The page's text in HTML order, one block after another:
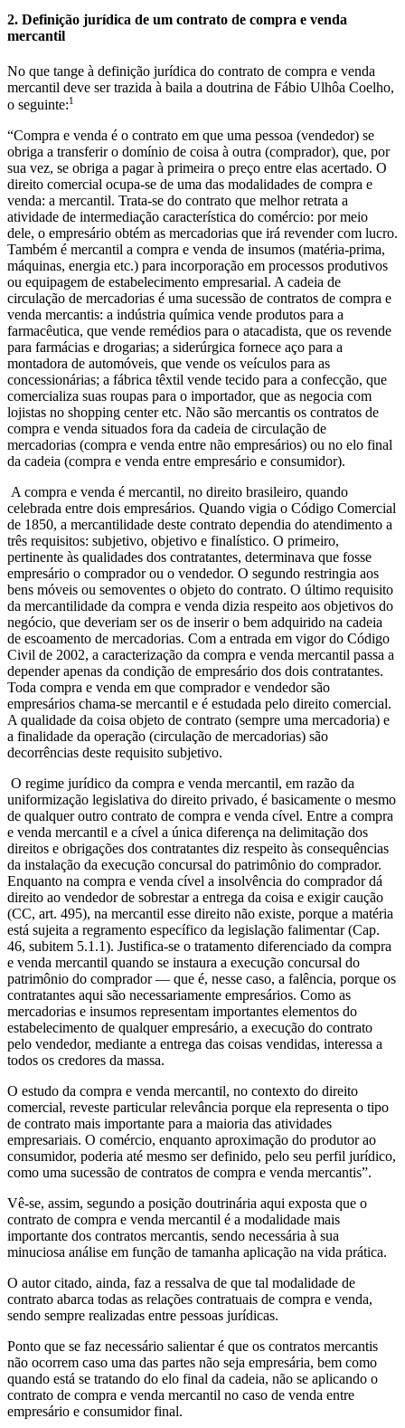
2. Definição jurídica de um contrato de compra e venda
mercantil
No que tange à definição jurídica do contrato de compra e venda
mercantil deve ser trazida à baila a doutrina de Fábio Ulhôa Coelho,
o seguinte:1
“Compra e venda é o contrato em que uma pessoa (vendedor) se
obriga a transferir o domínio de coisa à outra (comprador), que, por
sua vez, se obriga a pagar à primeira o preço entre elas acertado. O
direito comercial ocupa-se de uma das modalidades de compra e
venda: a mercantil. Trata-se do contrato que melhor retrata a
atividade de intermediação característica do comércio: por meio
dele, o empresário obtém as mercadorias que irá revender com lucro.
Também é mercantil a compra e venda de insumos (matéria-prima,
máquinas, energia etc.) para incorporação em processos produtivos
ou equipagem de estabelecimento empresarial. A cadeia de
circulação de mercadorias é uma sucessão de contratos de compra e
venda mercantis: a indústria química vende produtos para a
farmacêutica, que vende remédios para o atacadista, que os revende
para farmácias e drogarias; a siderúrgica fornece aço para a
montadora de automóveis, que vende os veículos para as
concessionárias; a fábrica têxtil vende tecido para a confecção, que
comercializa suas roupas para o importador, que as negocia com
lojistas no shopping center etc. Não são mercantis os contratos de
compra e venda situados fora da cadeia de circulação de
mercadorias (compra e venda entre não empresários) ou no elo final
da cadeia (compra e venda entre empresário e consumidor).
A compra e venda é mercantil, no direito brasileiro, quando
celebrada entre dois empresários. Quando vigia o Código Comercial
de 1850, a mercantilidade deste contrato dependia do atendimento a
três requisitos: subjetivo, objetivo e finalístico. O primeiro,
pertinente às qualidades dos contratantes, determinava que fosse
empresário o comprador ou o vendedor. O segundo restringia aos
bens móveis ou semoventes o objeto do contrato. O último requisito
da mercantilidade da compra e venda dizia respeito aos objetivos do
negócio, que deveriam ser os de inserir o bem adquirido na cadeia
de escoamento de mercadorias. Com a entrada em vigor do Código
Civil de 2002, a caracterização da compra e venda mercantil passa a
depender apenas da condição de empresário dos dois contratantes.
Toda compra e venda em que comprador e vendedor são
empresários chama-se mercantil e é estudada pelo direito comercial.
A qualidade da coisa objeto de contrato (sempre uma mercadoria) e
a finalidade da operação (circulação de mercadorias) são
decorrências deste requisito subjetivo.
O regime jurídico da compra e venda mercantil, em razão da
uniformização legislativa do direito privado, é basicamente o mesmo
de qualquer outro contrato de compra e venda cível. Entre a compra
e venda mercantil e a cível a única diferença na delimitação dos
direitos e obrigações dos contratantes diz respeito às consequências
da instalação da execução concursal do patrimônio do comprador.
Enquanto na compra e venda cível a insolvência do comprador dá
direito ao vendedor de sobrestar a entrega da coisa e exigir caução
(CC, art. 495), na mercantil esse direito não existe, porque a matéria
está sujeita a regramento específico da legislação falimentar (Cap.
46, subitem 5.1.1). Justifica-se o tratamento diferenciado da compra
e venda mercantil quando se instaura a execução concursal do
patrimônio do comprador — que é, nesse caso, a falência, porque os
contratantes aqui são necessariamente empresários. Como as
mercadorias e insumos representam importantes elementos do
estabelecimento de qualquer empresário, a execução do contrato
pelo vendedor, mediante a entrega das coisas vendidas, interessa a
todos os credores da massa.
O estudo da compra e venda mercantil, no contexto do direito
comercial, reveste particular relevância porque ela representa o tipo
de contrato mais importante para a maioria das atividades
empresariais. O comércio, enquanto aproximação do produtor ao
consumidor, poderia até mesmo ser definido, pelo seu perfil jurídico,
como uma sucessão de contratos de compra e venda mercantis”.
Vê-se, assim, segundo a posição doutrinária aqui exposta que o
contrato de compra e venda mercantil é a modalidade mais
importante dos contratos mercantis, sendo necessária à sua
minuciosa análise em função de tamanha aplicação na vida prática.
O autor citado, ainda, faz a ressalva de que tal modalidade de
contrato abarca todas as relações contratuais de compra e venda,
sendo sempre realizadas entre pessoas jurídicas.
Ponto que se faz necessário salientar é que os contratos mercantis
não ocorrem caso uma das partes não seja empresária, bem como
quando está se tratando do elo final da cadeia, não se aplicando o
contrato de compra e venda mercantil no caso de venda entre
empresário e consumidor final.